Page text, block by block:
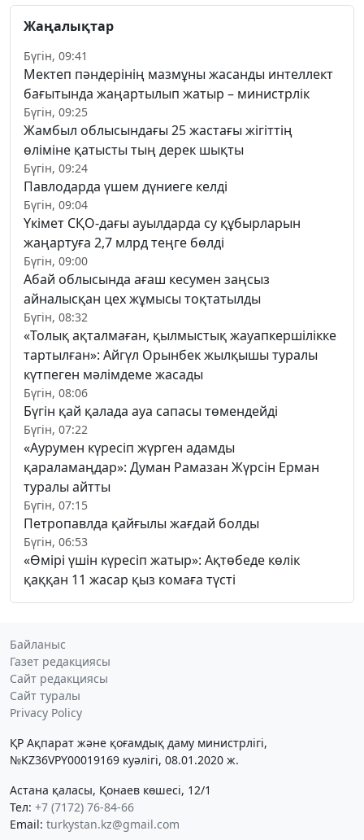
Жаңалықтар
Бүгін, 09:41
Мектеп пәндерінің мазмұны жасанды интеллект
бағытында жаңартылып жатыр – министрлік
Бүгін, 09:25
Жамбыл облысындағы 25 жастағы жігіттің
өліміне қатысты тың дерек шықты
Бүгін, 09:24
Павлодарда үшем дүниеге келді
Бүгін, 09:04
Үкімет СҚО-дағы ауылдарда су құбырларын
жаңартуға 2,7 млрд теңге бөлді
Бүгін, 09:00
Абай облысында ағаш кесумен заңсыз
айналысқан цех жұмысы тоқтатылды
Бүгін, 08:32
«Толық ақталмаған, қылмыстық жауапкершілікке
тартылған»: Айгүл Орынбек жылқышы туралы
күтпеген мәлімдеме жасады
Бүгін, 08:06
Бүгін қай қалада ауа сапасы төмендейді
Бүгін, 07:22
«Аурумен күресіп жүрген адамды
қараламаңдар»: Думан Рамазан Жүрсін Ерман
туралы айтты
Бүгін, 07:15
Петропавлда қайғылы жағдай болды
Бүгін, 06:53
«Өмірі үшін күресіп жатыр»: Ақтөбеде көлік
қаққан 11 жасар қыз комаға түсті
Байланыс
Газет редакциясы
Сайт редакциясы
Сайт туралы
Privacy Policy
ҚР Ақпарат және қоғамдық даму министрлігі,
№KZ36VPY00019169 куәлігі, 08.01.2020 ж.
Астана қаласы, Қонаев көшесі, 12/1
Тел: +7 (7172) 76-84-66
Email: turkystan.kz@gmail.com